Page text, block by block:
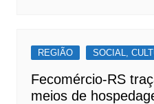
REGIÃO SOCIAL,
Fecomércio-RS
meios de